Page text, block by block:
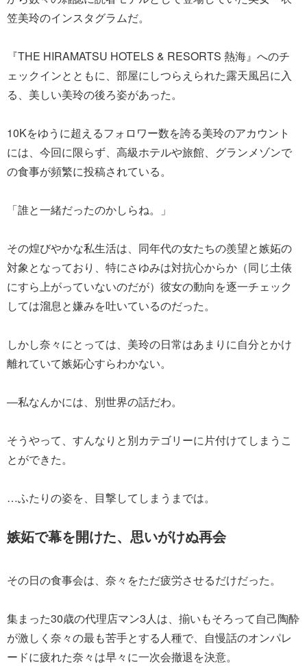
笠美玲のインスタグラムだ。
『THE HIRAMATSU HOTELS & RESORTS 熱海』へのチ
ェックインとともに、部屋にしつらえられた露天風呂に入
る、美しい美玲の後ろ姿があった。
10Kをゆうに超えるフォロワー数を誇る美玲のアカウント
には、今回に限らず、高級ホテルや旅館、グランメゾンで
の食事が頻繁に投稿されている。
「誰と一緒だったのかしらね。」
その煌びやかな私生活は、同年代の女たちの羨望と嫉妬の
対象となっており、特にさゆみは対抗心からか（同じ土俵
にすら上がっていないのだが）彼女の動向を逐一チェック
しては溜息と嫌みを吐いているのだった。
しかし奈々にとっては、美玲の日常はあまりに自分とかけ
離れていて嫉妬心すらわかない。
―私なんかには、別世界の話だわ。
そうやって、すんなりと別カテゴリーに片付けてしまうこ
とができた。
…ふたりの姿を、目撃してしまうまでは。
嫉妬で幕を開けた、思いがけぬ再会
その日の食事会は、奈々をただ疲労させるだけだった。
集まった30歳の代理店マン3人は、揃いもそろって自己陶酔
が激しく奈々の最も苦手とする人種で、自慢話のオンパレ
ードに疲れた奈々は早々に一次会撤退を決意。